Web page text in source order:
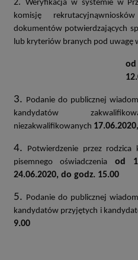
2. Weryfikacja w systemie w
komisję
dokumentów potwierdzających
lub kryteriów branych pod
3. Podanie do publicznej
kandydatów
niezakwalifikowanych
4.
Potwierdzenie przez
pisemnego oświadczenia od
24.06.2020, do godz. 15.00
5. Podanie do publicznej
kandydatów przyjętych i
9.00